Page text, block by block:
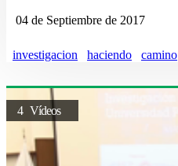
04 de Septiembre de 2017
investigacion haciendo camino
4 Vídeos